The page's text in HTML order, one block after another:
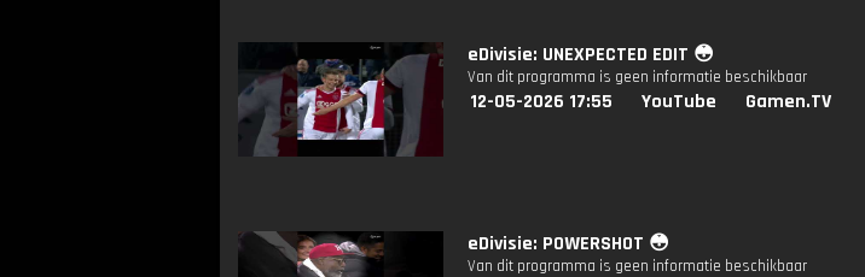
eDivisie: UNEXPECTED EDIT 😳
Van dit programma is geen informatie beschikbaar
12-05-2026 17:55 YouTube Gamen.TV
eDivisie: POWERSHOT 😳
Van dit programma is geen informatie beschikbaar